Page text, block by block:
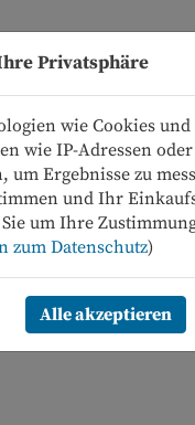
Privatsphäre
wie Cookies
wie IP-Adressen oder
Ergebnisse zu
und Ihr
um Ihre
zum Datenschutz)
Alle akzeptieren
Programm